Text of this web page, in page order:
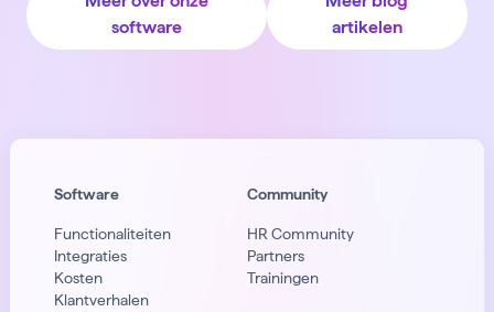
software
artikelen
Software
Functionaliteiten
Integraties
Kosten
Klantverhalen
Community
HR Community
Partners
Trainingen